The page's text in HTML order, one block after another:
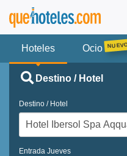
Hoteles Ocio
Destino / Hotel
Destino / Hotel
Entrada Jueves